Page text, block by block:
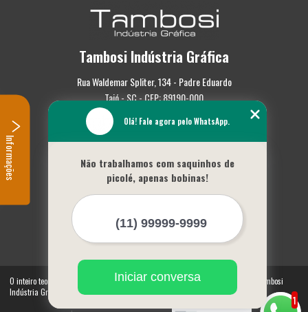
Tambosi Indústria Gráfica
Rua Waldemar Spliter, 134 - Padre Eduardo
Taió - SC - CEP: 89190-000
(47) 3562-0587
Empresa
Missão
Serviços
Mapa do site
Mais Serviços
O inteiro teor deste site está sujeito à proteção de direitos autorais. Copyright© Tambosi
Indústria Gráfica (Lei 9610 de 19/02/1998)
1
Olá! Fale agora pelo WhatsApp.
Não trabalhamos com saquinhos de
picolé, apenas bobinas!
Iniciar conversa
Informações